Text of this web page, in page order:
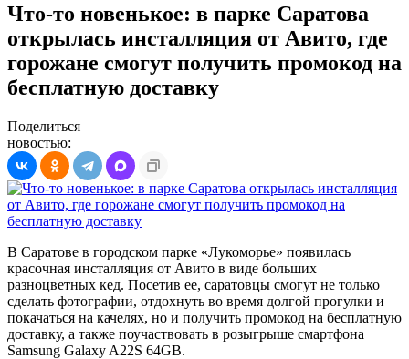
Что-то новенькое: в парке Саратова
открылась инсталляция от Авито, где
горожане смогут получить промокод на
бесплатную доставку
Поделиться
новостью:
В Саратове в городском парке «Лукоморье» появилась
красочная инсталляция от Авито в виде больших
разноцветных кед. Посетив ее, саратовцы смогут не только
сделать фотографии, отдохнуть во время долгой прогулки и
покачаться на качелях, но и получить промокод на бесплатную
доставку, а также поучаствовать в розыгрыше смартфона
Samsung Galaxy A22S 64GB.